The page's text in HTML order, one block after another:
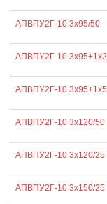
АПВПУ2Г-10 3х95/50
АПВПУ2Г-10
АПВПУ2Г-10
АПВПУ2Г-10 3х120/50
АПВПУ2Г-10 3х120/25
АПВПУ2Г-10 3х150/25